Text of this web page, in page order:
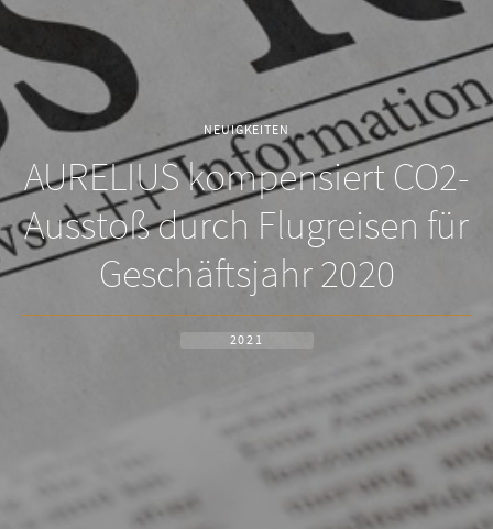
NEUIGKEITEN
AURELIUS kompensiert CO2-
Ausstoß durch Flugreisen für
Geschäftsjahr 2020
2021